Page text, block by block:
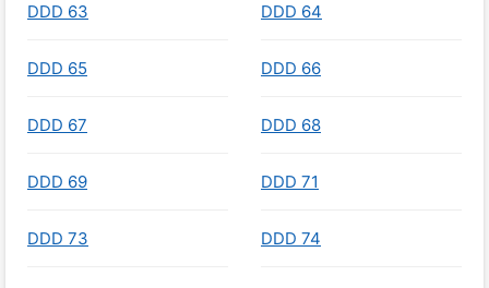
DDD 63 DDD 64
DDD 65 DDD 66
DDD 67 DDD 68
DDD 69 DDD 71
DDD 73 DDD 74